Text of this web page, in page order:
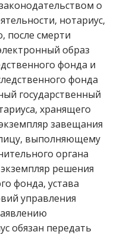
о
нотариус,
после смерти
образ
фонда и
фонда
государственный
хранящего
завещания
выполняющему
органа
решения
фонда, устава
управления
обязан передать